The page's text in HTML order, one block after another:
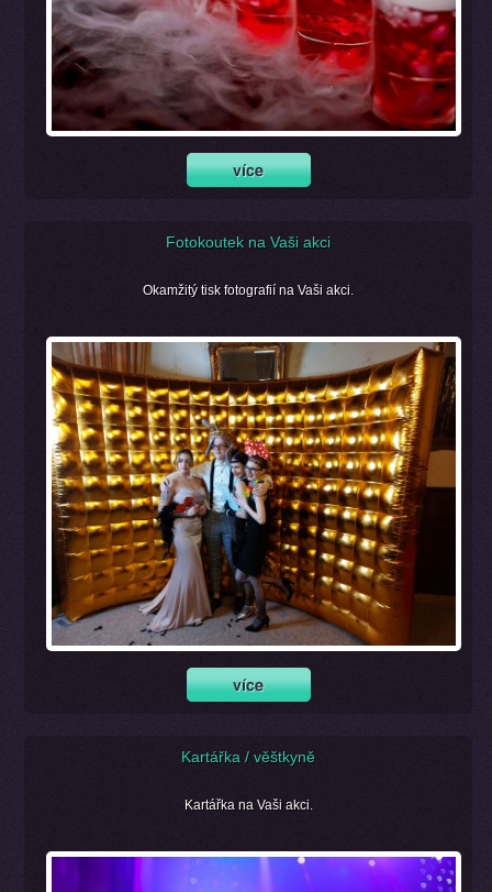
Fotokoutek na Vaši akci
Okamžitý tisk fotografií na Vaši akci.
Kartářka / věštkyně
Kartářka na Vaši akci.